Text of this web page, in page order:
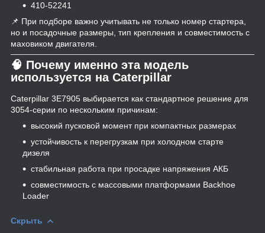
410-52241
📌 При подборе важно учитывать не только номер стартера,
но и посадочные размеры, тип крепления и совместимость с
маховиком двигателя.
🧠 Почему именно эта модель
используется на Caterpillar
Caterpillar 3E7905 выбирается как стандартное решение для
3054-серии по нескольким причинам:
высокий пусковой момент при компактных размерах
устойчивость к перегрузкам при холодном старте
дизеля
стабильная работа при просадке напряжения АКБ
совместимость с массовыми платформами Backhoe
Loader
Скрыть